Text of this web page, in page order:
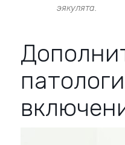
эякулята.